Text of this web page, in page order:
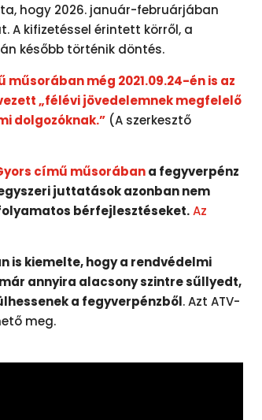
hogy 2026. január-februárjában
A kifizetéssel érintett körről, a
később történik döntés.
műsorában még 2021.09.24-én is az
„félévi jövedelemnek megfelelő
dolgozóknak.” (A szerkesztő
című műsorábana fegyverpénz
juttatások azonban nem
bérfejlesztéseket. Az
is kiemelte, hogy a rendvédelmi
annyira alacsony szintre sűllyedt,
a fegyverpénzből. Azt ATV-
meg.